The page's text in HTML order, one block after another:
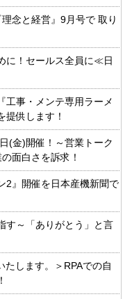
念と経営』9月号で 取り
に！セールス全員に≪日
工事・メンテ専用ラーメ
提供します！
(金)開催！～営業トーク
面白さを訴求！
2』開催を日本産機新聞で
す～「ありがとう」と言
たします。＞RPAでの自